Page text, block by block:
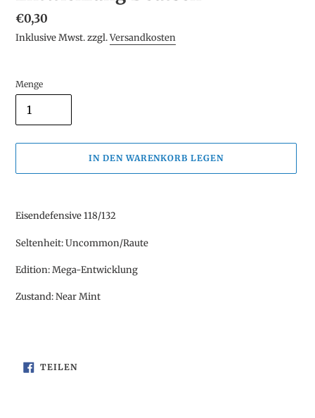
Normaler
Preis
€0,30
Inklusive Mwst. zzgl.Versandkosten
Menge
IN DEN WARENKORB LEGEN
zum
hinzugefügt
Eisendefensive 118/132
Seltenheit: Uncommon/Raute
Edition: Mega-Entwicklung
Zustand: Near Mint
TEILENAUF
FACEBOOK